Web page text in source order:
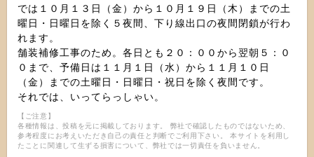
では１０月１３日（金）から１０月１９日（木）までの土
曜日・日曜日を除く５夜間、下り線出口の夜間閉鎖が行わ
れます。
舗装補修工事のため。各日とも２０：００から翌朝５：０
０まで、予備日は１１月１日（水）から１１月１０日
（金）までの土曜日・日曜日・祝日を除く夜間です。
それでは、いってらっしゃい。
【ご注意】
各種情報は、投稿を元に掲載しております。 弊社で確認したものではないため、
参考程度にお考えいただき自己の責任と判断でご利用下さい。 本サイトを利用し
たことに関連して生ずる損害について、弊社では一切責任を負いません。